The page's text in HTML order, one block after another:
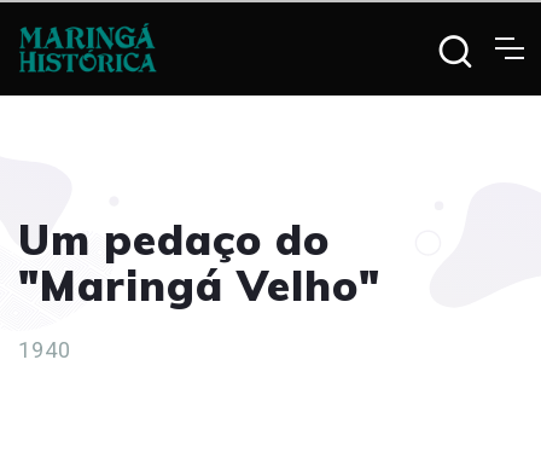
Um pedaço do
"Maringá Velho"
1940